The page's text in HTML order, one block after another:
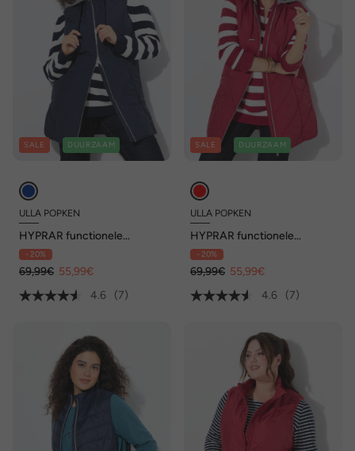
SALE DUURZAAM
ULLA POPKEN
HYPRAR functionele
doorgestikte bodywarmer,
waterafstotend, capuchon
- 20%
69,99€ 55,99€
4.6
(7)
SALE DUURZAAM
ULLA POPKEN
HYPRAR functionele
doorgestikte bodywarmer,
waterafstotend, capuchon
- 20%
69,99€ 55,99€
4.6
(7)